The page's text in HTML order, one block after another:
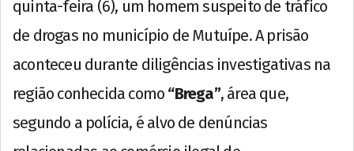
quinta-feira (6), um homem suspeito de tráfico
de drogas no município de Mutuípe. A prisão
aconteceu durante diligências investigativas na
região conhecida como “Brega”, área que,
segundo a polícia, é alvo de denúncias